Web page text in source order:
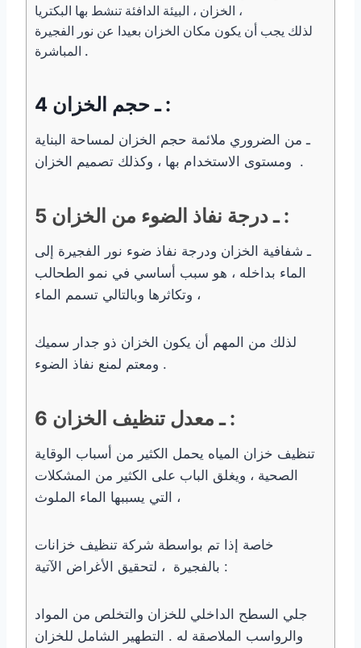
الخزان ، البيئة الدافئة تنشط بها البكتريا ،
لذلك يجب أن يكون مكان الخزان بعيدا عن نور الفجيرة
المباشرة .
4 ـ حجم الخزان :
ـ من الضروري ملائمة حجم الخزان لمساحة البناية
ومستوى الاستخدام بها ، وكذلك تصميم الخزان .
5 ـ درجة نفاذ الضوء من الخزان :
ـ شفافية الخزان ودرجة نفاذ ضوء نور الفجيرة إلى
الماء بداخله ، هو سبب أساسي في نمو الطحالب
وتكاثرها وبالتالي تسمم الماء ،
لذلك من المهم أن يكون الخزان ذو جدار سميك
ومعتم لمنع نفاذ الضوء .
6 ـ معدل تنظيف الخزان :
تنظيف خزان المياه يحمل الكثير من أسباب الوقاية
الصحية ، ويغلق الباب على الكثير من المشكلات
التي يسببها الماء الملوث ،
خاصة إذا تم بواسطة شركة تنظيف خزانات
بالفجيرة ، لتحقيق الأغراض الآتية :
جلي السطح الداخلي للخزان والتخلص من المواد
والرواسب الملاصقة له . التطهير الشامل للخزان